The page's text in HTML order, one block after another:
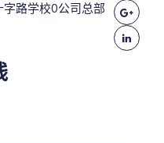
字路学校0公司总部